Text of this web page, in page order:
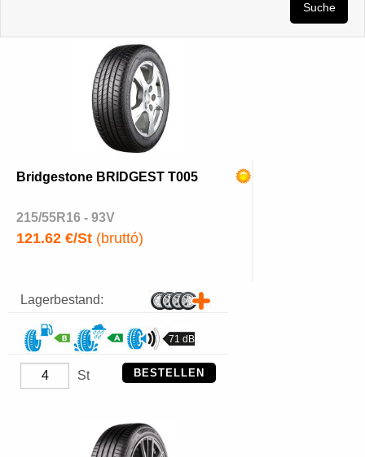
Suche
Bridgestone BRIDGEST T005
215/55R16 - 93V
121.62 €/St (bruttó)
Lagerbestand:
71 dB
St BESTELLEN